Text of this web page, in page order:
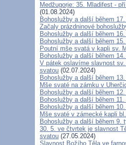
Medžugorje: 35. Mladifest -
(01.08.2024)
Bohoslužby a další během
Začaly prázdninové
Bohoslužby a další během
Bohoslužby a další během
Poutní mše svatá v kapli sv.
Bohoslužby a další během
V pátek oslavíme slavnost
svatou (02.07.2024)
Bohoslužby a další během
Mše svaté na zámku v
Bohoslužby a další během
Bohoslužby a další během
Bohoslužby a další během
Mše svaté v zámecké kapli
Bohoslužby a další během 9.
30. 5. ve čtvrtek je slavnost
svatou (27.05.2024)
Slavnost Božího Těla ve